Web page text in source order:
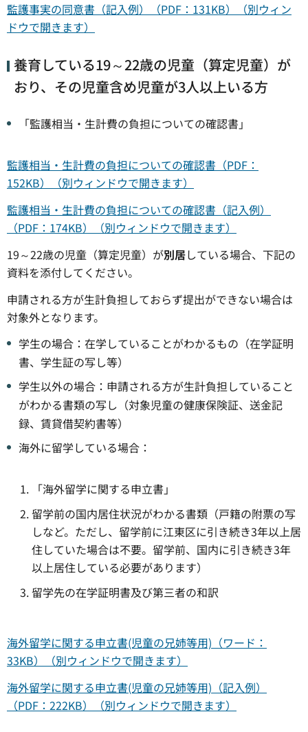
監護事実の同意書（記入例）（PDF：131KB）（別ウィン
ドウで開きます）
養育している19～22歳の児童（算定児童）が
おり、その児童含め児童が3人以上いる方
「監護相当・生計費の負担についての確認書」
監護相当・生計費の負担についての確認書（PDF：
152KB）（別ウィンドウで開きます）
監護相当・生計費の負担についての確認書（記入例）
（PDF：174KB）（別ウィンドウで開きます）
19～22歳の児童（算定児童）が別居している場合、下記の
資料を添付してください。
申請される方が生計負担しておらず提出ができない場合は
対象外となります。
学生の場合：在学していることがわかるもの（在学証明
書、学生証の写し等）
学生以外の場合：申請される方が生計負担していること
がわかる書類の写し（対象児童の健康保険証、送金記
録、賃貸借契約書等）
海外に留学している場合：
「海外留学に関する申立書」
留学前の国内居住状況がわかる書類（戸籍の附票の写
しなど。ただし、留学前に江東区に引き続き3年以上居
住していた場合は不要。留学前、国内に引き続き3年
以上居住している必要があります）
留学先の在学証明書及び第三者の和訳
海外留学に関する申立書(児童の兄姉等用)（ワード：
33KB）（別ウィンドウで開きます）
海外留学に関する申立書(児童の兄姉等用)（記入例）
（PDF：222KB）（別ウィンドウで開きます）